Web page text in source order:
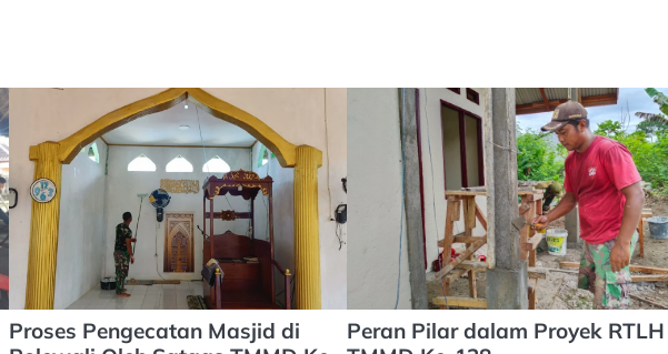
Proses Pengecatan Masjid di
Peran Pilar dalam Proyek RTLH